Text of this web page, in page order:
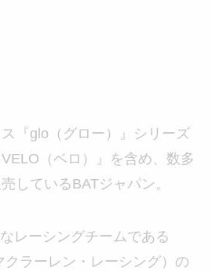
『glo（グロー）』シリーズ
（ベロ）』を含め、数多
しているBATジャパン。
レーシングチームである
クラーレン・レーシング）の